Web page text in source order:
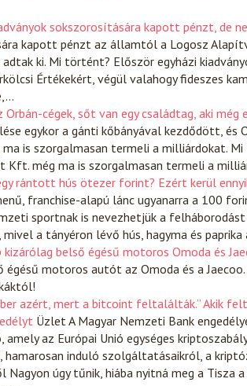
sokszorosítására kapott pénzt, de
kapott pénzt az államtól a Logosz
adtak ki. Mi történt? Először egyházi
Értékekért, végül valahogy fideszes
cégek, sőt van egy családtag, aki
egykor a gánti kőbányával kezdődött, és
is szorgalmasan termeli a milliárdokat.
Kft. még ma is szorgalmasan termeli a
rántott hús ötezer forint? Ezért kerül
franchise-alapú lánc ugyanarra a 100
sportnak is nevezhetjük a felháborodást
mivel a tányéron lévő hús, hagyma és paprika
belső égésű motoros Omoda és
motoros autót az Omoda és a
azért, mert a bitcoint feltalálták.” Akik
ÜzletA Magyar Nemzeti Bank
az Európai Unió egységes
hamarosan induló szolgáltatásaikról, a
Nagyon úgy tűnik, hiába nyitná meg a Tisza